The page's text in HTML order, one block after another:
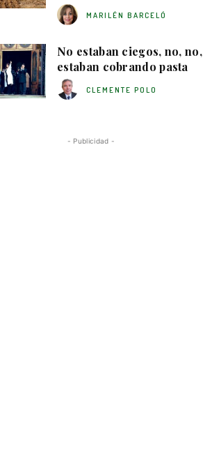
MARILÉN BARCELÓ
No estaban ciegos, no, no,
estaban cobrando pasta
CLEMENTE POLO
- Publicidad -